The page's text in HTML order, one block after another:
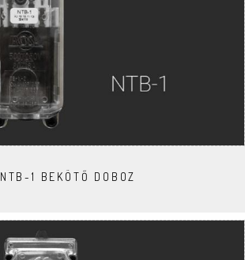
NTB-1 BEKÖTŐ DOBOZ